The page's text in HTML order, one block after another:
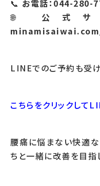
📞 お電話：044-280-
🌐 公式サ
LINEでのご予約も受け
こちらをクリックして
腰痛に悩まない快適
ちと一緒に改善を目指